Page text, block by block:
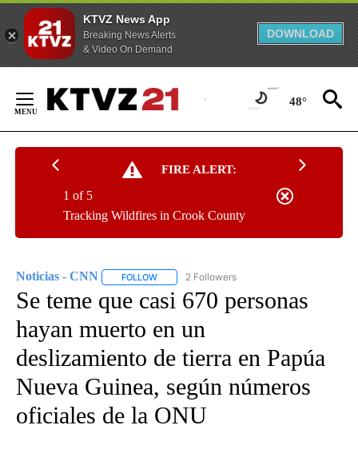
KTVZ News App
Breaking News Alerts
& Video On Demand
DOWNLOAD
Content
48°
FIRE ALERT:
Tracking Wildfires in Crook County
1 of 5
Noticias - CNN FOLLOW FOLLOW "NOTICIAS - CNN" TO RECEIVE
2 Followers
Se teme que casi 670 personas
hayan muerto en un
deslizamiento de tierra en Papúa
Nueva Guinea, según números
oficiales de la ONU